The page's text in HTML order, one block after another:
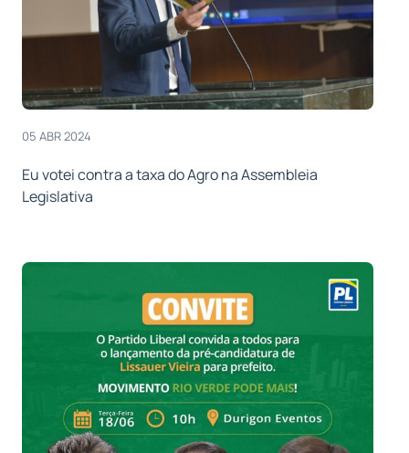
05 ABR 2024
Eu votei contra a taxa do Agro na Assembleia
Legislativa